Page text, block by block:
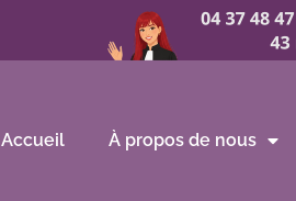
Accueil À propos de nous